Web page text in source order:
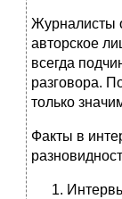
Журналисты
авторское
всегда
разговора.
только
Факты в